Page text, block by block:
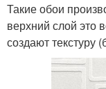
Такие обои
верхний слой это
создают текстуру